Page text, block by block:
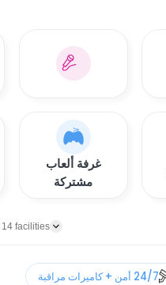
غرفة ألعاب
مشتركة
facilities
24/7 أمن + كاميرات مراقبة